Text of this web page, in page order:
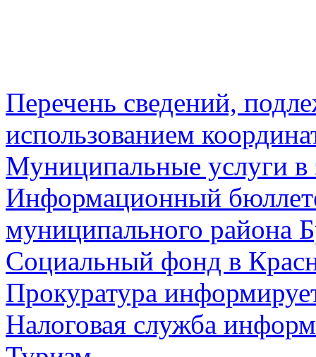
Перечень сведений,
использованием
Муниципальные услуги в
Информационный
муниципального района
Социальный фонд в
Прокуратура
Налоговая служба